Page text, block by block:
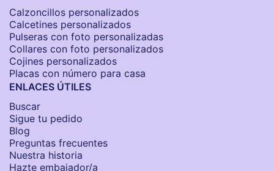
Calzoncillos personalizados​
Calcetines personalizados
Pulseras con foto personalizadas
Collares con foto personalizados
Cojines personalizados
Placas con número para casa
ENLACES ÚTILES
Buscar
Sigue tu pedido
Blog
Preguntas frecuentes
Nuestra historia
Hazte embajador/a